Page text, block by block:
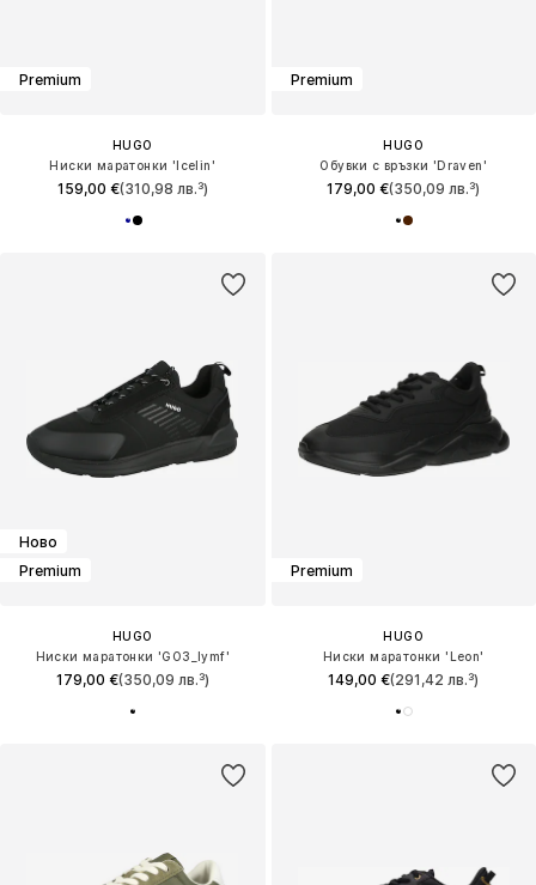
Premium
HUGO
Ниски маратонки 'Icelin'
159,00 €(310,98 лв.³)
Premium
HUGO
Обувки с връзки 'Draven'
179,00 €(350,09 лв.³)
Ново
Premium
HUGO
Ниски маратонки 'GO3_lymf'
179,00 €(350,09 лв.³)
Premium
HUGO
Ниски маратонки 'Leon'
149,00 €(291,42 лв.³)